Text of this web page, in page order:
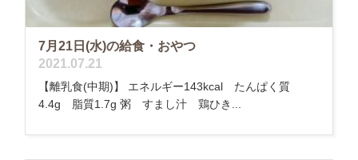
7月21日(水)の給食・おやつ
2021.07.21
【離乳食(中期)】 エネルギー143kcal たんぱく質
4.4g 脂質1.7g 粥 すまし汁 鶏ひき...